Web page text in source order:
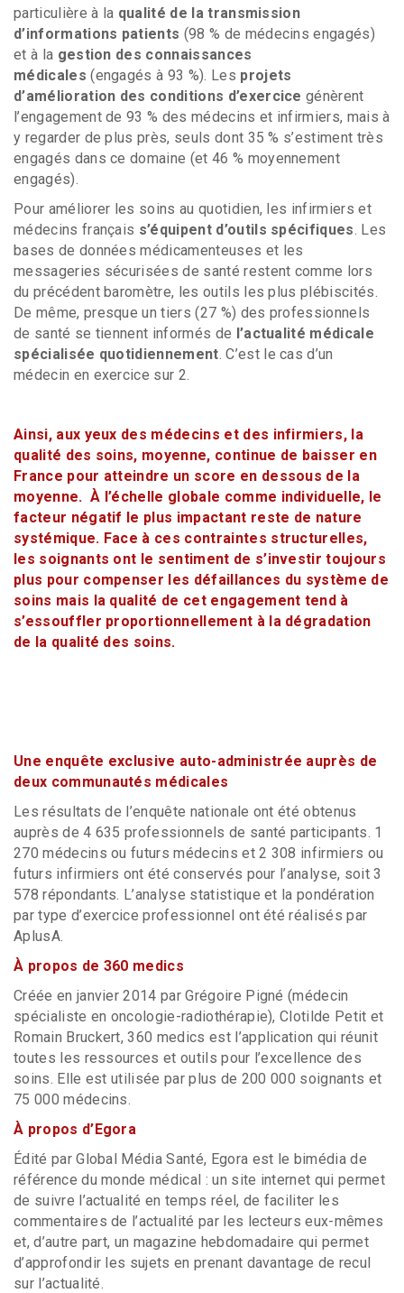
particulière à la qualité de la transmission
d’informations patients (98 % de médecins engagés)
et à la gestion des connaissances
médicales(engagés à 93 %). Les projets
d’amélioration des conditions d’exercicegénèrent
l’engagement de 93 % des médecins et infirmiers, mais à
y regarder de plus près, seuls dont 35 % s’estiment très
engagés dans ce domaine (et 46 % moyennement
engagés).
Pour améliorer les soins au quotidien, les infirmiers et
médecins français s’équipent d’outils spécifiques. Les
bases de données médicamenteuses et les
messageries sécurisées de santé restent comme lors
du précédent baromètre, les outils les plus plébiscités.
De même, presque un tiers (27 %) des professionnels
de santé se tiennent informés de l’actualité médicale
spécialisée quotidiennement. C’est le cas d’un
médecin en exercice sur 2.
Ainsi, aux yeux des médecins et des infirmiers, la
qualité des soins, moyenne, continue de baisser en
France pour atteindre un score en dessous de la
moyenne. À l’échelle globale comme individuelle, le
facteur négatif le plus impactant reste de nature
systémique. Face à ces contraintes structurelles,
les soignants ont le sentiment de s’investir toujours
plus pour compenser les défaillances du système de
soins mais la qualité de cet engagement tend à
s’essouffler proportionnellement à la dégradation
de la qualité des soins.
Une enquête exclusive auto-administrée auprès de
deux communautés médicales
Les résultats de l’enquête nationale ont été obtenus
auprès de 4 635 professionnels de santé participants. 1
270 médecins ou futurs médecins et 2 308 infirmiers ou
futurs infirmiers ont été conservés pour l’analyse, soit 3
578 répondants. L’analyse statistique et la pondération
par type d’exercice professionnel ont été réalisés par
AplusA.
À propos de 360 medics
Créée en janvier 2014 par Grégoire Pigné (médecin
spécialiste en oncologie-radiothérapie), Clotilde Petit et
Romain Bruckert, 360 medics est l’application qui réunit
toutes les ressources et outils pour l’excellence des
soins. Elle est utilisée par plus de 200 000 soignants et
75 000 médecins.
À propos d’Egora
Édité par Global Média Santé, Egora est le bimédia de
référence du monde médical : un site internet qui permet
de suivre l’actualité en temps réel, de faciliter les
commentaires de l’actualité par les lecteurs eux-mêmes
et, d’autre part, un magazine hebdomadaire qui permet
d’approfondir les sujets en prenant davantage de recul
sur l’actualité.